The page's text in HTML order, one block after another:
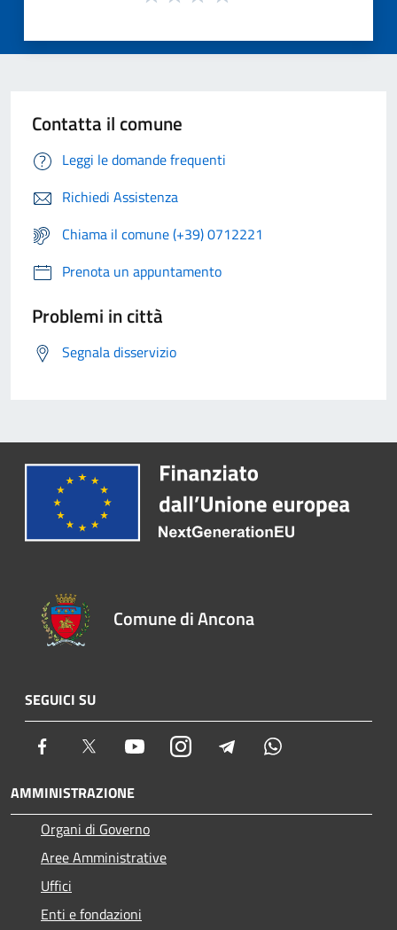
Contatta il comune
Leggi le domande frequenti
Richiedi Assistenza
Chiama il comune (+39) 0712221
Prenota un appuntamento
Problemi in città
Segnala disservizio
Comune di Ancona
SEGUICI SU
Facebook Twitter YoutubeInstagram Telegram
AMMINISTRAZIONE
Organi di Governo
Aree Amministrative
Uffici
Enti e fondazioni